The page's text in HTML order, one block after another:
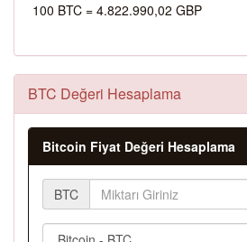
100 BTC = 4.822.990,02 GBP
BTC Değeri Hesaplama
Bitcoin Fiyat Değeri Hesaplama
BTC